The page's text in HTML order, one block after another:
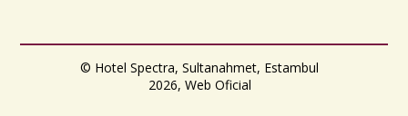
© Hotel Spectra, Sultanahmet, Estambul
2026, Web Oficial